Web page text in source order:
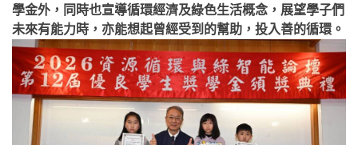
學金外，同時也宣導循環經濟及綠色生活概念，展望學子們
未來有能力時，亦能想起曾經受到的幫助，投入善的循環。